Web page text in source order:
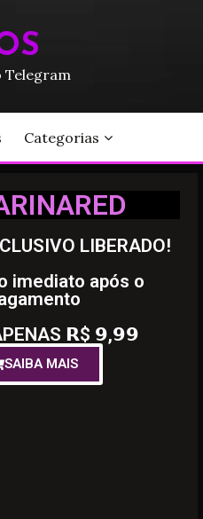
Telegram
Categorias
LIBERADO!
imediato após o
𝗥$ 𝟵,𝟵𝟵
SAIBA MAIS